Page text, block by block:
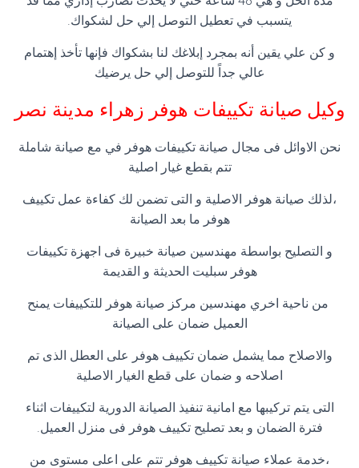
يتسبب في تعطيل التوصل إلي حل لشكواك.
و كن علي يقين أنه بمجرد إبلاغك لنا بشكواك فإنها تأخذ إهتمام
عالي جداً للتوصل إلي حل يرضيك
وكيل صيانة تكييفات هوفر زهراء مدينة نصر
نحن الاوائل فى مجال صيانة تكييفات هوفر في مع صيانة شاملة
تتم بقطع غيار اصلية
،لذلك صيانة هوفر الاصلية و التى تضمن لك كفاءة عمل تكييف
هوفر ما بعد الصيانة
و التصليح بواسطة مهندسين صيانة خبيرة فى اجهزة تكييفات
هوفر سبليت الحديثة و القديمة
من ناحية اخري مهندسين مركز صيانة هوفر للتكييفات يمنح
العميل ضمان على الصيانة
والاصلاح مما يشمل ضمان تكييف هوفر على العطل الذى تم
اصلاحه و ضمان على قطع الغيار الاصلية
التى يتم تركيبها مع امانية تنفيذ الصيانة الدورية لتكييفات اثناء
فترة الضمان و بعد تصليح تكييف هوفر فى منزل العميل.
،خدمة عملاء صيانة تكييف هوفر تتم على اعلى مستوى من